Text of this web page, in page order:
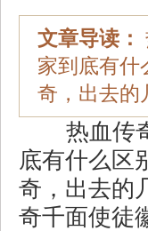
文章导读：
家到底有什
奇，出去的
热血传
底有什么区
奇，出去的
奇千面使徒